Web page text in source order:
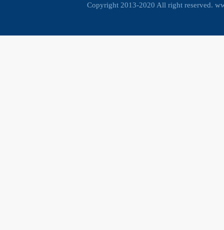
Copyright 2013-2020 All right reserved.